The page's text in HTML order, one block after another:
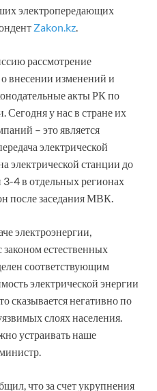
электропередающих
Zakon.kz
рассмотрение
внесении изменений и
акты РК по
Сегодня у нас в стране их
– это является
электрической
электрической станции до
3-4 в отдельных регионах
после заседания МВК.
электроэнергии,
законом естественных
соответствующим
электрической энергии
сказывается негативно по
слоях населения.
устраивать наше
что за счет укрупнения